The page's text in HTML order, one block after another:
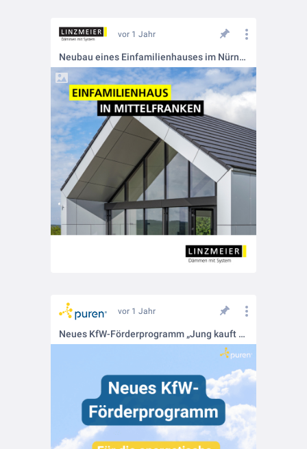
vor 1 Jahr
Neubau eines Einfamilienhauses im Nürnberger Land.
vor 1 Jahr
Neues KfW-Förderprogramm „Jung kauft Alt“